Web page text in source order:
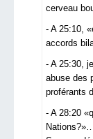
cerveau
- A 25:10,
accords
- A 25:30,
abuse des
proférants
- A 28:20